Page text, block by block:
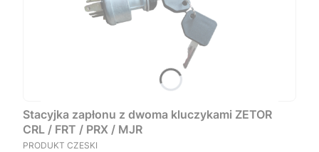
Stacyjka zapłonu z dwoma kluczykami ZETOR
CRL / FRT / PRX / MJR
PRODUCENT
PRODUKT CZESKI